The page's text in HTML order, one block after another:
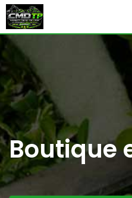
Skip
content
Boutique